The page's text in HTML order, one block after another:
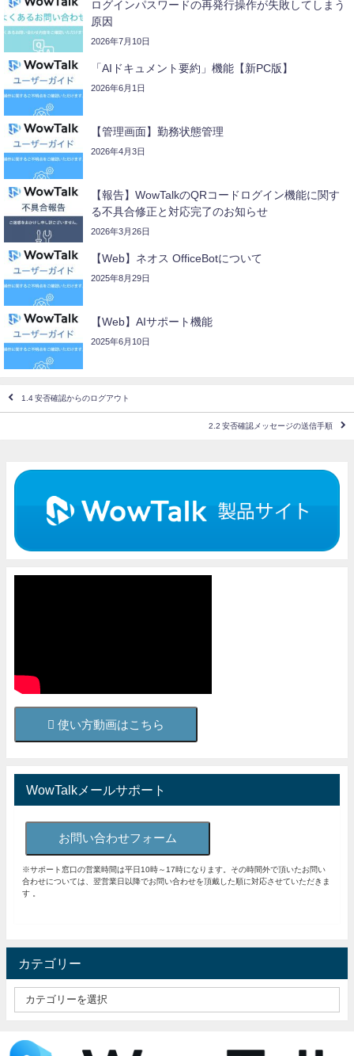
ログインパスワードの再発行操作が失敗してしまう
原因
2026年7月10日
「AIドキュメント要約」機能【新PC版】
2026年6月1日
【管理画面】勤務状態管理
2026年4月3日
【報告】WowTalkのQRコードログイン機能に関す
る不具合修正と対応完了のお知らせ
2026年3月26日
【Web】ネオス OfficeBotについて
2025年8月29日
【Web】AIサポート機能
2025年6月10日
1.4 安否確認からのログアウト
2.2 安否確認メッセージの送信手順
使い方動画はこちら
WowTalkメールサポート
お問い合わせフォーム
※サポート窓口の営業時間は平日10時～17時になります。その時間外で頂いたお問い
合わせについては、翌営業日以降でお問い合わせを頂戴した順に対応させていただきま
す 。
カテゴリー